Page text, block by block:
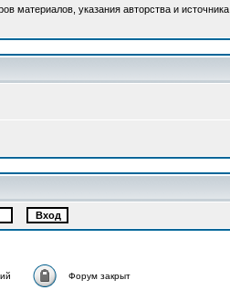
материалов, указания авторства и источника
Форум закрыт